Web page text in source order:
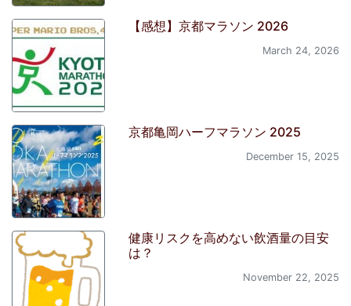
【感想】京都マラソン 2026
March 24, 2026
京都亀岡ハーフマラソン 2025
December 15, 2025
健康リスクを高めない飲酒量の目安
は？
November 22, 2025